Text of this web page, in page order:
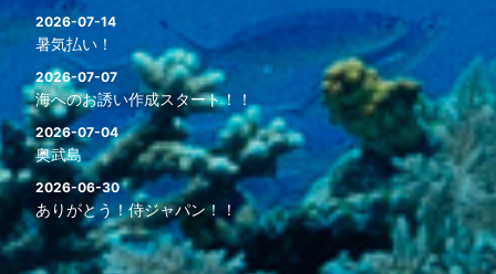
2026-07-14
暑気払い！
2026-07-07
海へのお誘い作成スタート！！
2026-07-04
奥武島
2026-06-30
ありがとう！侍ジャパン！！